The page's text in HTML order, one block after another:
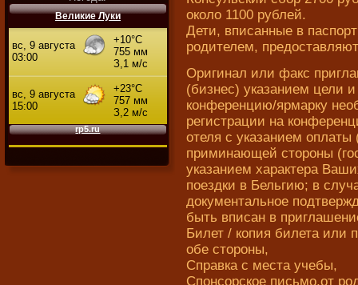
около 1100 рублей.
Дети, вписанные в
родителем,
Оригинал или факс
(бизнес) указанием цели
конференцию/ярмарку
регистрации на
отеля с указанием
приминающей стороны
указанием характера
поездки в Бельгию; в
документальное
быть вписан в
Билет / копия билета или
обе стороны,
Справка с места учебы,
Спонсорское письмо,от
Великие Луки